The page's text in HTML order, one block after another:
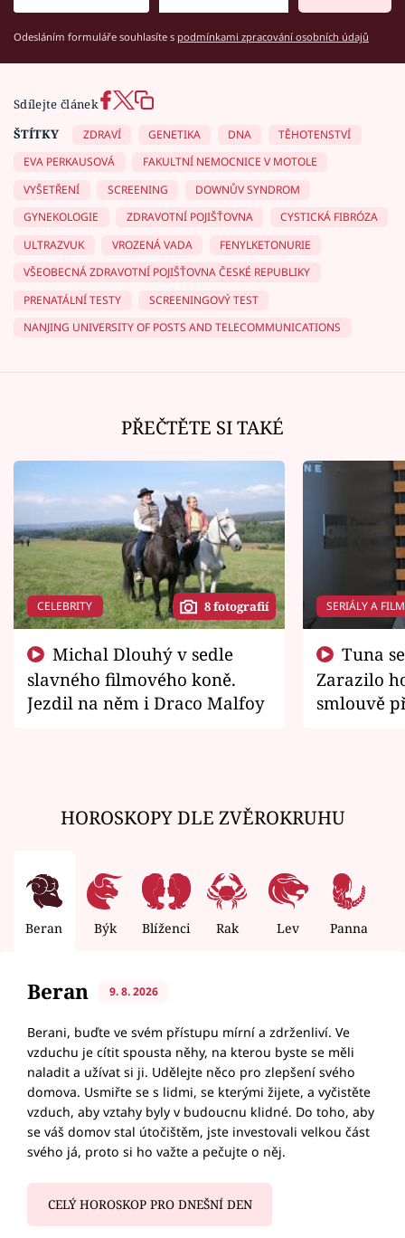
Odesláním formuláře souhlasíte s podmínkami zpracování osobních údajů
Sdílejte článek
ŠTÍTKY
ZDRAVÍ GENETIKA DNA
TĚHOTENSTVÍ
EVA PERKAUSOVÁ
FAKULTNÍ NEMOCNICE V MOTOLE
VYŠETŘENÍ
SCREENING
DOWNŮV SYNDROM
GYNEKOLOGIE
ZDRAVOTNÍ POJIŠŤOVNA
CYSTICKÁ FIBRÓZA
ULTRAZVUK
VROZENÁ VADA
FENYLKETONURIE
VŠEOBECNÁ ZDRAVOTNÍ POJIŠŤOVNA ČESKÉ REPUBLIKY
PRENATÁLNÍ TESTY
SCREENINGOVÝ TEST
NANJING UNIVERSITY OF POSTS AND TELECOMMUNICATIONS
PŘEČTĚTE SI TAKÉ
CELEBRITY 8 fotografií
slavného filmového koně.
Jezdil na něm i Draco Malfoy
SERIÁLY A
Zarazilo
smlouvě
HOROSKOPY DLE ZVĚROKRUHU
Beran Býk Blíženci Rak Lev Panna
Beran 9. 8. 2026
Berani, buďte ve svém přístupu mírní a zdrženliví. Ve
vzduchu je cítit spousta něhy, na kterou byste se měli
naladit a užívat si ji. Udělejte něco pro zlepšení svého
domova. Usmiřte se s lidmi, se kterými žijete, a vyčistěte
vzduch, aby vztahy byly v budoucnu klidné. Do toho, aby
se váš domov stal útočištěm, jste investovali velkou část
svého já, proto si ho važte a pečujte o něj.
CELÝ HOROSKOP PRO DNEŠNÍ DEN